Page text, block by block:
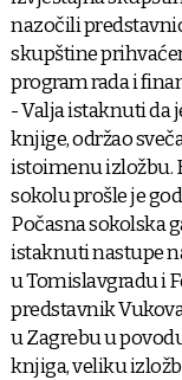
nazočili
skupštine
program rada i
- Valja istaknuti da
knjige, održao
istoimenu izložbu.
sokolu prošle je
Počasna sokolska
istaknuti nastupe
u Tomislavgradu i
predstavnik
u Zagrebu u
knjiga, veliku